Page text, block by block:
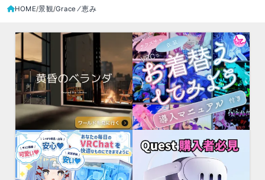
HOME 景観 Grace ⁄ 恵み